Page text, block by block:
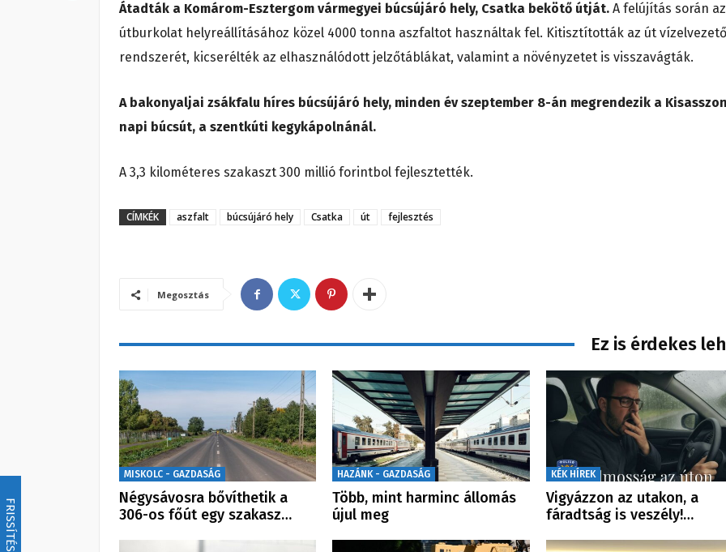
FRISSÍTÉS
Átadták a Komárom-Esztergom vármegyei búcsújáró hely, Csatka bekötő útját. A felújítás során az
útburkolat helyreállításához közel 4000 tonna aszfaltot használtak fel. Kitisztították az út vízelvezető
rendszerét, kicserélték az elhasználódott jelzőtáblákat, valamint a növényzetet is visszavágták.
A bakonyaljai zsákfalu híres búcsújáró hely, minden év szeptember 8-án megrendezik a
napi búcsút, a szentkúti kegykápolnánál.
A 3,3 kilométeres szakaszt 300 millió forintbol fejlesztették.
CÍMKÉK aszfalt búcsújáró hely Csatka út fejlesztés
Megosztás
Ez is érdekes
MISKOLC - GAZDASÁG
Négysávosra bővíthetik a
306-os főút egy szakasz…
HAZÁNK - GAZDASÁG
Több, mint harminc állomás
újul meg
KÉK HÍREK
Vigyázzon az utakon, a
fáradtság is veszély!…